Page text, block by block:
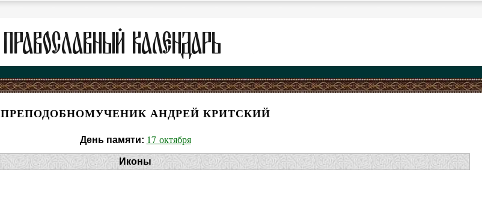
ПРЕПОДОБНОМУЧЕНИК АНДРЕЙ КРИТСКИЙ
День памяти: 17 октября
Иконы